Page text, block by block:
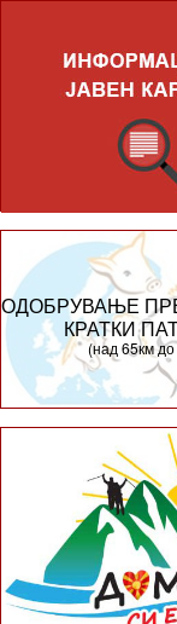
ОДОБРУВАЊЕ
КРАТКИ
(над 65км до